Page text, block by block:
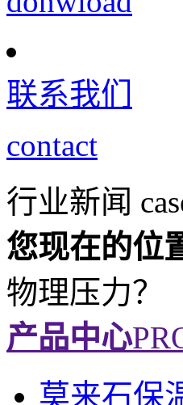
联系我们
contact
行业新闻
您现在的位
物理压力？
产品中心
莫来石保